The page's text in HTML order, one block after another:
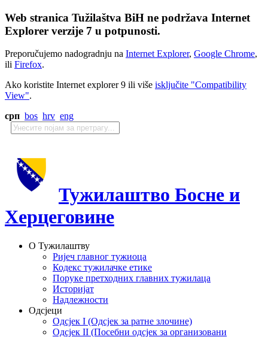
Web stranica Tužilaštva BiH ne podržava Internet
Explorer verzije 7 u potpunosti.
Preporučujemo nadogradnju na Internet Explorer, Google Chrome,
ili Firefox.
Ako koristite Internet explorer 9 ili više isključite "Compatibility
View".
срп bos hrv eng
Тужилаштво Босне и
Херцеговине
О Тужилаштву
Ријеч главног тужиоца
Кодекс тужилачке етике
Поруке претходних главних тужилаца
Историјат
Надлежности
Одсјеци
Одсјек I (Одсјек за ратне злочине)
Одсјек II (Посебни одсјек за организовани